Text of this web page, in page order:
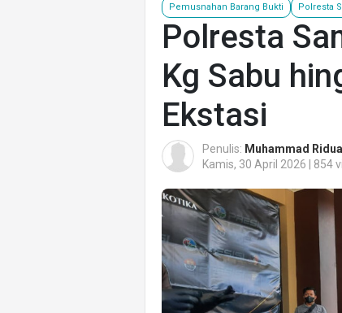
Pemusnahan Barang Bukti Polresta
Polresta
Kg Sabu
Ekstasi
Penulis: Muhammad
Kamis, 30 April 2026 | 854